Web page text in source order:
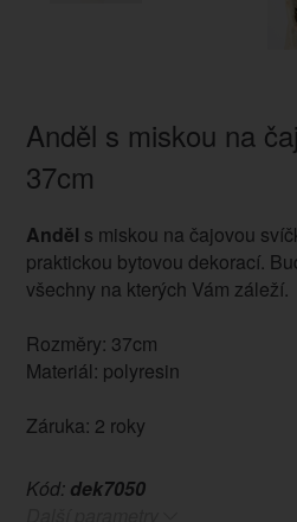
Anděl s miskou na
37cm
Anděl s miskou na čajovou
praktickou bytovou dekorací.
všechny na kterých Vám záleží.
Rozměry: 37cm
Materiál: polyresin
Záruka: 2 roky
Kód: dek7050